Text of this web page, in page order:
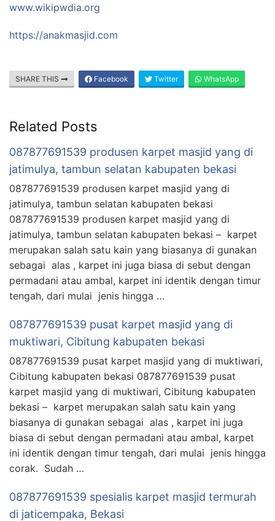
www.wikipwdia.org
https://anakmasjid.com
SHARE THIS Facebook Twitter WhatsApp
Related Posts
087877691539 produsen karpet masjid yang di
jatimulya, tambun selatan kabupaten bekasi
087877691539 produsen karpet masjid yang di
jatimulya, tambun selatan kabupaten bekasi
087877691539 produsen karpet masjid yang di
jatimulya, tambun selatan kabupaten bekasi – karpet
merupakan salah satu kain yang biasanya di gunakan
sebagai alas , karpet ini juga biasa di sebut dengan
permadani atau ambal, karpet ini identik dengan timur
tengah, dari mulai jenis hingga …
087877691539 pusat karpet masjid yang di
muktiwari, Cibitung kabupaten bekasi
087877691539 pusat karpet masjid yang di muktiwari,
Cibitung kabupaten bekasi 087877691539 pusat
karpet masjid yang di muktiwari, Cibitung kabupaten
bekasi – karpet merupakan salah satu kain yang
biasanya di gunakan sebagai alas , karpet ini juga
biasa di sebut dengan permadani atau ambal, karpet
ini identik dengan timur tengah, dari mulai jenis hingga
corak. Sudah …
087877691539 spesialis karpet masjid termurah
di jaticempaka, Bekasi